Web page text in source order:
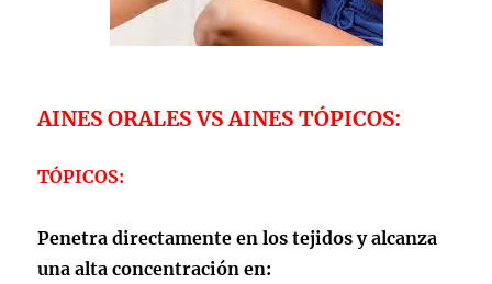
AINES ORALES VS AINES TÓPICOS:
TÓPICOS:
Penetra directamente en los tejidos y alcanza
una alta concentración en: